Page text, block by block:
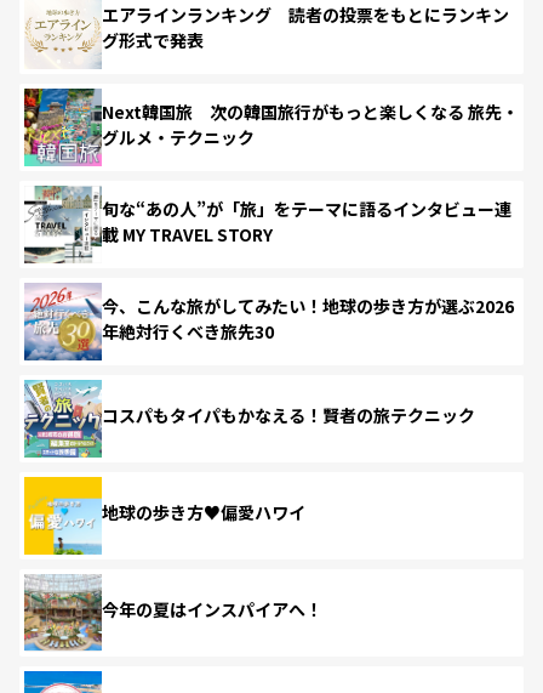
エアラインランキング 読者の投票をもとにランキン
グ形式で発表
Next韓国旅 次の韓国旅行がもっと楽しくなる 旅先・
グルメ・テクニック
旬な“あの人”が「旅」をテーマに語るインタビュー連
載 MY TRAVEL STORY
今、こんな旅がしてみたい！地球の歩き方が選ぶ2026
年絶対行くべき旅先30
コスパもタイパもかなえる！賢者の旅テクニック
地球の歩き方♥偏愛ハワイ
今年の夏はインスパイアへ！